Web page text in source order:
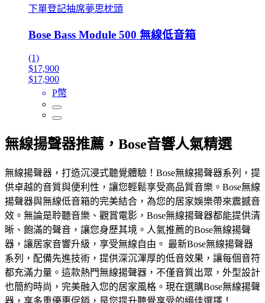
下單登記抽席夢思枕頭
Bose Bass Module 500 無線低音箱
(1)
$17,900
$17,900
P幣
無線揚聲器推薦，Bose音響人氣精選
無線揚聲器，打造沉浸式聽覺體驗！Bose無線揚聲器系列，提
供卓越的音質與便利性，讓您輕鬆享受高品質音樂。Bose無線
揚聲器與無線低音箱的完美結合，為您的居家娛樂帶來震撼音
效。無論是聆聽音樂、觀賞電影，Bose無線揚聲器都能提供清
晰、飽滿的聲音，讓您身歷其境。人氣推薦的Bose無線揚聲
器，讓居家音響升級，享受無線自由。 最新Bose無線揚聲器
系列，配備先進技術，提供深沉渾厚的低音效果，讓每個音符
都充滿力量。這款熱門無線揚聲器，不僅音質出眾，外型設計
也簡約時尚，完美融入您的居家風格。現在選購Bose無線揚聲
器，享多重優惠促銷，是您提升聽覺享受的絕佳選擇！